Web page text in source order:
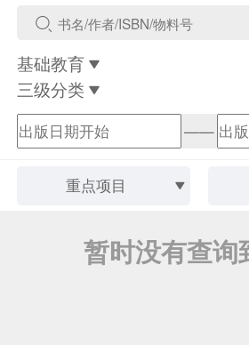
基础教育
三级分类
——
重点项目
暂时没有查询